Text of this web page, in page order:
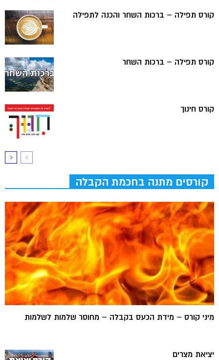
קורס תפילה – ברכות השחר והכנה לתפילה
קורס תפילה – ברכות השחר
קורס חינוך
קורסים מתנה בחכמת הקבלה
מיני קורס – מידת הכעס בקבלה – מחוסר שלמות לשלמות
יציאת מצרים